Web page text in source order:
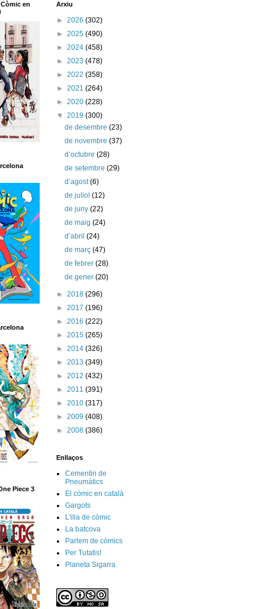
en
Piece 3
Arxiu
► 2026 (302)
► 2025 (490)
► 2024 (458)
► 2023 (478)
► 2022 (358)
► 2021 (264)
► 2020 (228)
▼ 2019 (300)
de desembre(23)
de novembre(37)
d’octubre(28)
de setembre(29)
d’agost(6)
de juliol(12)
de juny(22)
de maig(24)
d’abril(24)
de març(47)
de febrer(28)
de gener(20)
► 2018 (296)
► 2017 (196)
► 2016 (222)
► 2015 (265)
► 2014 (326)
► 2013 (349)
► 2012 (432)
► 2011 (391)
► 2010 (317)
► 2009 (408)
► 2008 (386)
Enllaços
Cementiri de
Pneumàtics
El còmic en català
Gargots
L'illa de còmic
La batcova
Parlem de còmics
Per Tutatis!
Planeta Sigarra